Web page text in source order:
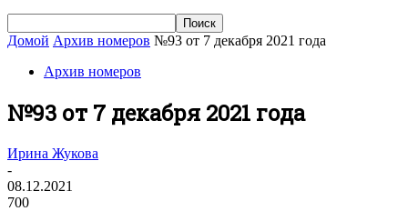
Домой Архив номеров №93 от 7 декабря 2021 года
Архив номеров
№93 от 7 декабря 2021 года
Ирина Жукова
-
08.12.2021
700